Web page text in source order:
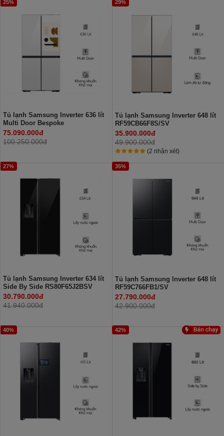
25%
Tủ lạnh Samsung Inverter 636 lít
Multi Door Bespoke
RF65DB990012SV
75.090.000đ
100.250.000đ
29%
Tủ lạnh Samsung Inverter 648 lít
RF59CB66F8S/SV
35.900.000đ
49.900.000đ
(2 nhận xét)
27%
Tủ lạnh Samsung Inverter 634 lít
Side By Side RS80F65J2BSV
30.790.000đ
41.940.000đ
35%
Tủ lạnh Samsung Inverter 648 lít
RF59C766FB1/SV
27.790.000đ
42.900.000đ
40% 42%